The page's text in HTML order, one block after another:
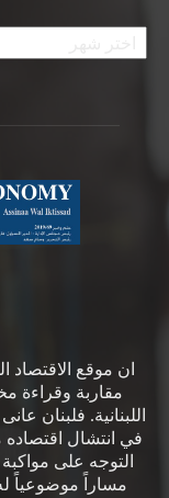
الأرشيف
ان موقع الاقتصاد
مقاربة وقراءة
اللبنانية. فلبنان
في انتشال اقتصاده
التوجه على
مساراً موضوعياً